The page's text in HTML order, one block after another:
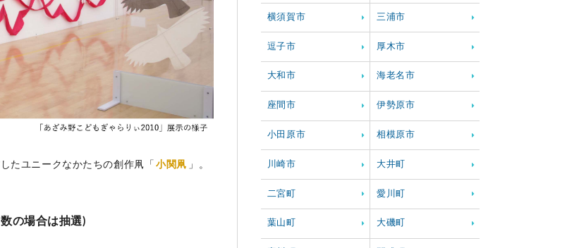
たユニークなかたちの創作凧「 小関凧 」。
の場合は抽選)
横須賀市 三浦市
逗子市 厚木市
大和市 海老名市
座間市 伊勢原市
小田原市 相模原市
川崎市 大井町
二宮町 愛川町
葉山町 大磯町